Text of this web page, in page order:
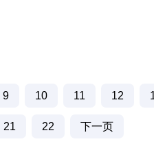
9 10 11 12
21 22 下一页